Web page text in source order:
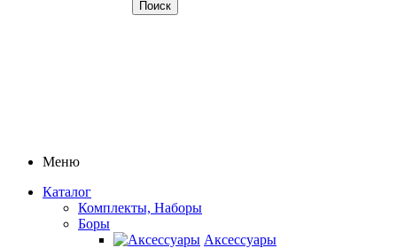
Меню
Каталог
Комплекты, Наборы
Боры
Аксессуары